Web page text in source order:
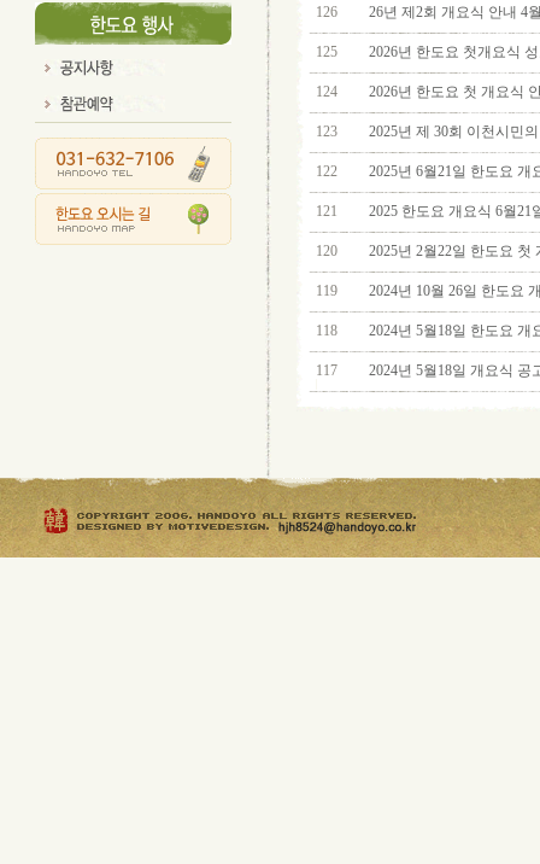
126 26년 제2회 개요식 안내 4
125 2026년 한도요 첫개요식
124 2026년 한도요 첫 개요식
123 2025년 제 30회 이천시민
122 2025년 6월21일 한도요 개
121 2025 한도요 개요식 6월21
120 2025년 2월22일 한도요 첫
119 2024년 10월 26일 한도요
118 2024년 5월18일 한도요 개
117 2024년 5월18일 개요식 공